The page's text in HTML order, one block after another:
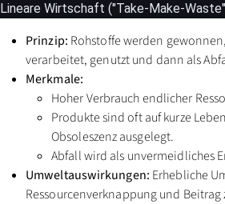
Lineare Wirtschaft ("Take-Make-
Prinzip: Rohstoffe werden
verarbeitet, genutzt und dann als
Merkmale:
Hoher Verbrauch endlicher
Produkte sind oft auf kurze
Obsoleszenz ausgelegt.
Abfall wird als unvermeidliches
Umweltauswirkungen: Erhebliche
Ressourcenverknappung und